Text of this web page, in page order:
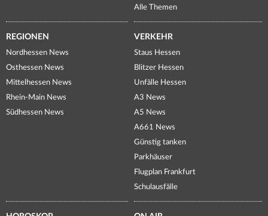
Alle Themen
REGIONEN
Nordhessen News
Osthessen News
Mittelhessen News
Rhein-Main News
Südhessen News
VERKEHR
Staus Hessen
Blitzer Hessen
Unfälle Hessen
A3 News
A5 News
A661 News
Günstig tanken
Parkhäuser
Flugplan Frankfurt
Schulausfälle